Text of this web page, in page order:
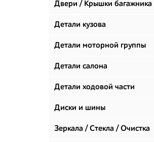
Двери / Крышки багажника
Детали кузова
Детали моторной группы
Детали салона
Детали ходовой части
Диски и шины
Зеркала / Стекла / Очистка